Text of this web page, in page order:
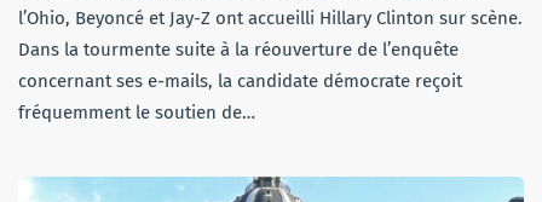
l’Ohio, Beyoncé et Jay-Z ont accueilli Hillary Clinton sur scène.
Dans la tourmente suite à la réouverture de l’enquête
concernant ses e-mails, la candidate démocrate reçoit
fréquemment le soutien de…